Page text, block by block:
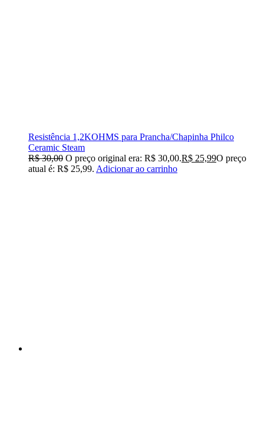
Resistência 1,2KOHMS para Prancha/Chapinha Philco
Ceramic Steam
R$30,00 O preço original era: R$ 30,00.R$ 25,99O preço
atual é: R$ 25,99. Adicionar ao carrinho